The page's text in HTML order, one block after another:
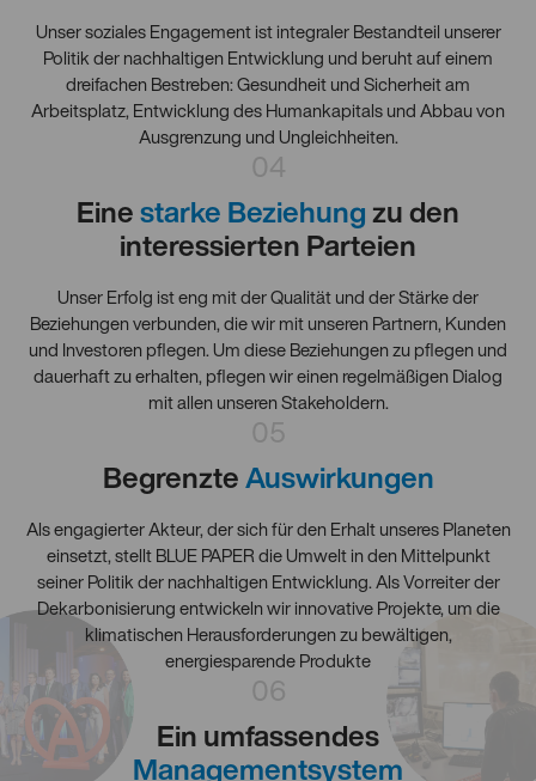
Unser soziales Engagement ist integraler Bestandteil unserer
Politik der nachhaltigen Entwicklung und beruht auf einem
dreifachen Bestreben: Gesundheit und Sicherheit am
Arbeitsplatz, Entwicklung des Humankapitals und Abbau von
Ausgrenzung und Ungleichheiten.
04
Eine starke Beziehung zu den
interessierten Parteien
Unser Erfolg ist eng mit der Qualität und der Stärke der
Beziehungen verbunden, die wir mit unseren Partnern, Kunden
und Investoren pflegen. Um diese Beziehungen zu pflegen und
dauerhaft zu erhalten, pflegen wir einen regelmäßigen Dialog
mit allen unseren Stakeholdern.
05
Begrenzte Auswirkungen
Als engagierter Akteur, der sich für den Erhalt unseres Planeten
einsetzt, stellt BLUE PAPER die Umwelt in den Mittelpunkt
seiner Politik der nachhaltigen Entwicklung. Als Vorreiter der
Dekarbonisierung entwickeln wir innovative Projekte, um die
klimatischen Herausforderungen zu bewältigen,
energiesparende Produkte
06
Ein umfassendes
Managementsystem